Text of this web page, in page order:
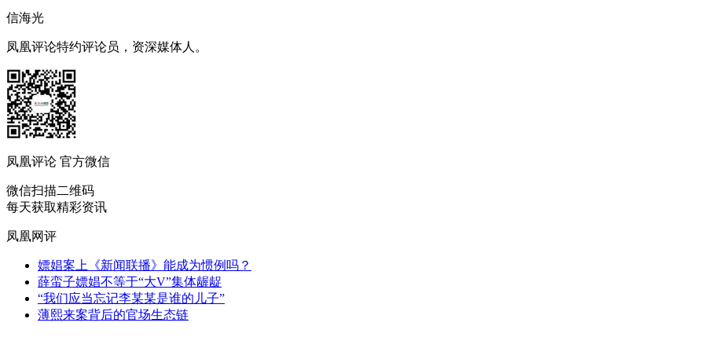
信海光
凤凰评论特约评论员，资深媒体人。
凤凰评论 官方微信
微信扫描二维码
每天获取精彩资讯
凤凰网评
嫖娼案上《新闻联播》能成为惯例吗？
薛蛮子嫖娼不等于“大V”集体龌龊
“我们应当忘记李某某是谁的儿子”
薄熙来案背后的官场生态链